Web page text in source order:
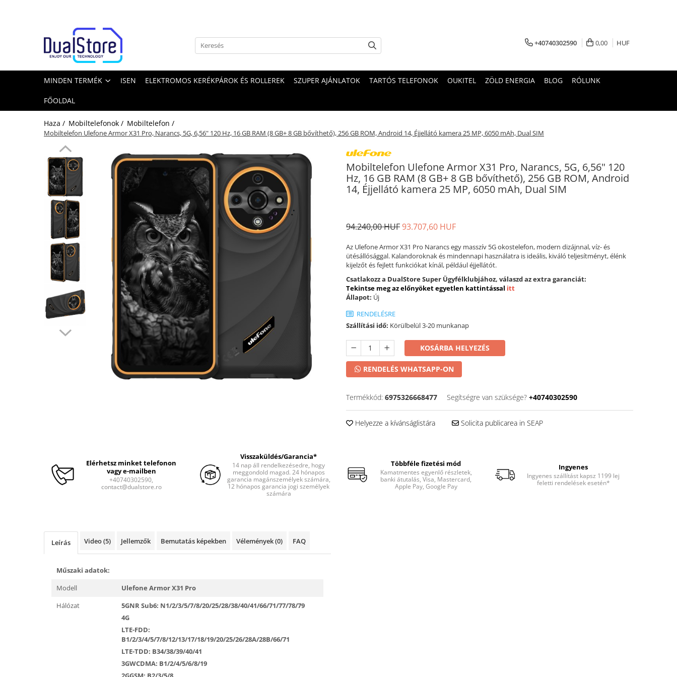
Mobiltelefonok
Telefongyártók
Masszív telefonok
Klasszikus telefonok
Tablet PC, mini PC és laptopok
Intelligens TV és projektorok
Autó-, otthon- és sportkamerák
Autó DVR kamera
Okos autó tükrök kamerával
Vezeték nélküli térfigyelő kamerák
Mini videokamera
Térfigyelő kamera tartozékok
Elektromos robogók és tartozékok
Elektromos robogók
Személyi ápolási termékek
Gadgets tartozék
Kamerás drónok
Külső akkumulátor
+40740302590 0,00 HUF
MINDEN TERMÉK ISEN ELEKTROMOS KERÉKPÁROK ÉS ROLLEREK SZUPER AJÁNLATOK TARTÓS TELEFONOK OUKITEL ZÖLD ENERGIA BLOG RÓLUNK
FŐOLDAL
Haza / Mobiltelefonok / Mobiltelefon /
Mobiltelefon Ulefone Armor X31 Pro, Narancs, 5G, 6,56" 120 Hz, 16 GB RAM (8 GB+ 8 GB bővíthető), 256 GB ROM, Android 14, Éjjellátó kamera 25 MP, 6050 mAh, Dual SIM
Mobiltelefon Ulefone Armor X31 Pro, Narancs, 5G, 6,56" 120
Hz, 16 GB RAM (8 GB+ 8 GB bővíthető), 256 GB ROM, Android
14, Éjjellátó kamera 25 MP, 6050 mAh, Dual SIM
94.240,00 HUF93.707,60 HUF
Az Ulefone Armor X31 Pro Narancs egy masszív 5G okostelefon, modern dizájnnal, víz- és
ütésállósággal. Kalandoroknak és mindennapi használatra is ideális, kiváló teljesítményt, élénk
kijelzőt és fejlett funkciókat kínál, például éjjellátót.
Csatlakozz a DualStore Super Ügyfélklubjához, válaszd az extra garanciát:
Tekintse meg az előnyöket egyetlen kattintással itt
Állapot: Új
RENDELÉSRE
Szállítási idő: Körülbelül 3-20 munkanap
KOSÁRBA HELYEZÉS
RENDELÉS WHATSAPP-ON
Termékkód: 6975326668477 Segítségre van szüksége? +40740302590
Helyezze a kívánságlistára Solicita publicarea in SEAP
Elérhetsz minket telefonon
vagy e-mailben
+40740302590,
contact@dualstore.ro
Visszaküldés/Garancia*
14 nap áll rendelkezésedre, hogy
meggondold magad. 24 hónapos
garancia magánszemélyek számára,
12 hónapos garancia jogi személyek
számára
Többféle fizetési mód
Kamatmentes egyenlő részletek,
banki átutalás, Visa, Mastercard,
Apple Pay, Google Pay
Ingyenes
Ingyenes szállítást kapsz 1199 lej
feletti rendelések esetén*
Leírás Video(5) Jellemzők Bemutatás képekben Vélemények(0) FAQ
Műszaki adatok:
Modell
Ulefone Armor X31 Pro
Hálózat
5GNR Sub6: N1/2/3/5/7/8/20/25/28/38/40/41/66/71/77/78/79
4G
LTE-FDD:
B1/2/3/4/5/7/8/12/13/17/18/19/20/25/26/28A/28B/66/71
LTE-TDD: B34/38/39/40/41
3GWCDMA: B1/2/4/5/6/8/19